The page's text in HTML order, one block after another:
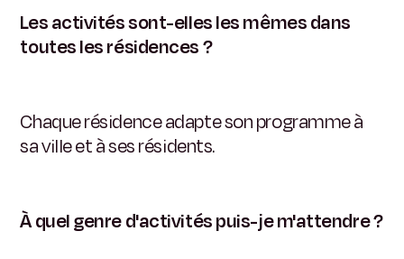
Les activités sont-elles les mêmes dans
toutes les résidences ?
Chaque résidence adapte son programme à
sa ville et à ses résidents.
À quel genre d'activités puis-je m'attendre ?